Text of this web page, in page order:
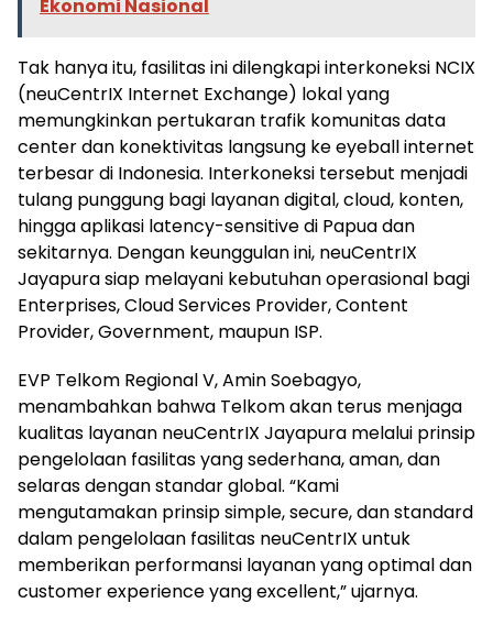
Ekonomi Nasional
Tak hanya itu, fasilitas ini dilengkapi interkoneksi NCIX
(neuCentrIX Internet Exchange) lokal yang
memungkinkan pertukaran trafik komunitas data
center dan konektivitas langsung ke eyeball internet
terbesar di Indonesia. Interkoneksi tersebut menjadi
tulang punggung bagi layanan digital, cloud, konten,
hingga aplikasi latency-sensitive di Papua dan
sekitarnya. Dengan keunggulan ini, neuCentrIX
Jayapura siap melayani kebutuhan operasional bagi
Enterprises, Cloud Services Provider, Content
Provider, Government, maupun ISP.
EVP Telkom Regional V, Amin Soebagyo,
menambahkan bahwa Telkom akan terus menjaga
kualitas layanan neuCentrIX Jayapura melalui prinsip
pengelolaan fasilitas yang sederhana, aman, dan
selaras dengan standar global. “Kami
mengutamakan prinsip simple, secure, dan standard
dalam pengelolaan fasilitas neuCentrIX untuk
memberikan performansi layanan yang optimal dan
customer experience yang excellent,” ujarnya.